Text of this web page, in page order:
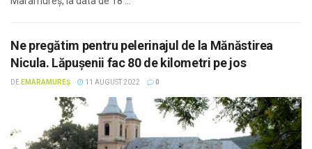
Ne pregătim pentru pelerinajul de la Mănăstirea
Nicula. Lăpușenii fac 80 de kilometri pe jos
DE EMARAMUREȘ 11 AUGUST 2022 0